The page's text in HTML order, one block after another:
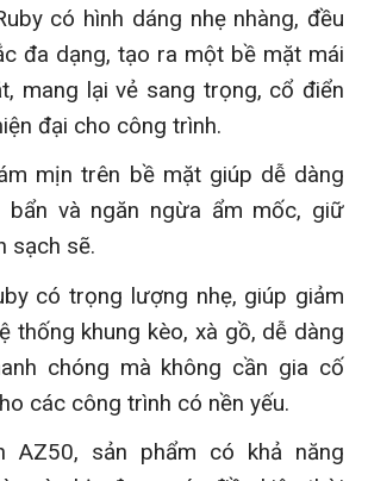
có hình dáng nhẹ nhàng, đều
đa dạng, tạo ra một bề mặt mái
mang lại vẻ sang trọng, cổ điển
đại cho công trình.
mịn trên bề mặt giúp dễ dàng
và ngăn ngừa ẩm mốc, giữ
sạch sẽ.
có trọng lượng nhẹ, giúp giảm
thống khung kèo, xà gồ, dễ dàng
chóng mà không cần gia cố
các công trình có nền yếu.
AZ50, sản phẩm có khả năng